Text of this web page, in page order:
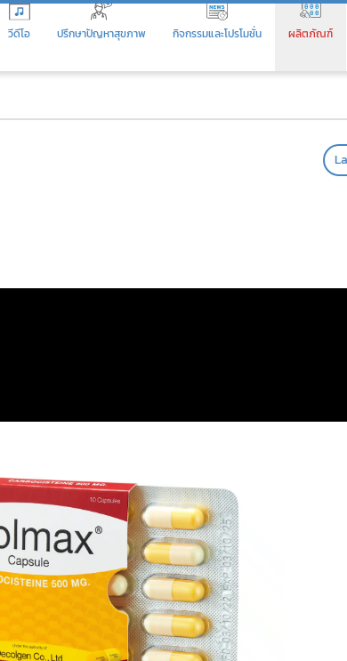
วีดีโอ ปรึกษาปัญหาสุขภาพ กิจกรรมและโปรโมชั่น ผลิตภัณฑ์